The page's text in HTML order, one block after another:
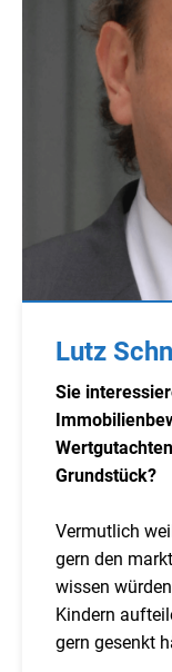
Lutz
Sie
Grundstück?
Vermutlich
gern den
wissen
Kindern
gern gesenkt